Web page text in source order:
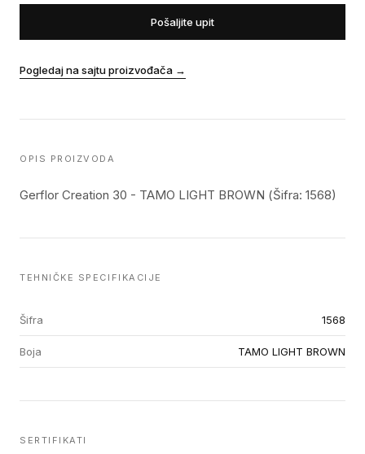
Pošaljite upit
Pogledaj na sajtu proizvođača →
OPIS PROIZVODA
Gerflor Creation 30 - TAMO LIGHT BROWN (Šifra: 1568)
TEHNIČKE SPECIFIKACIJE
Šifra 1568
Boja TAMO LIGHT BROWN
SERTIFIKATI